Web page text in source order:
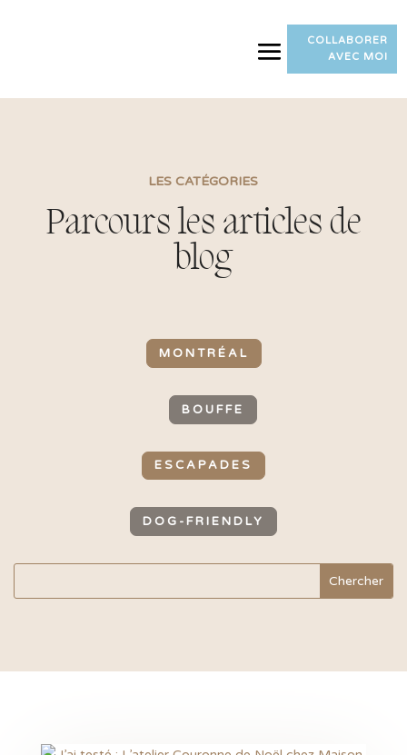
COLLABORER
AVEC MOI
LES CATÉGORIES
Parcours les articles de
blog
MONTRÉAL
BOUFFE
ESCAPADES
DOG-FRIENDLY